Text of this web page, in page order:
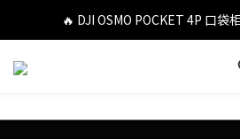
🔥 DJI OSMO POCKET 4P 口袋
🔥 DJI OSMO POCKET 4P 口袋
🔥 Insta360 Luna Ultra 雲台相